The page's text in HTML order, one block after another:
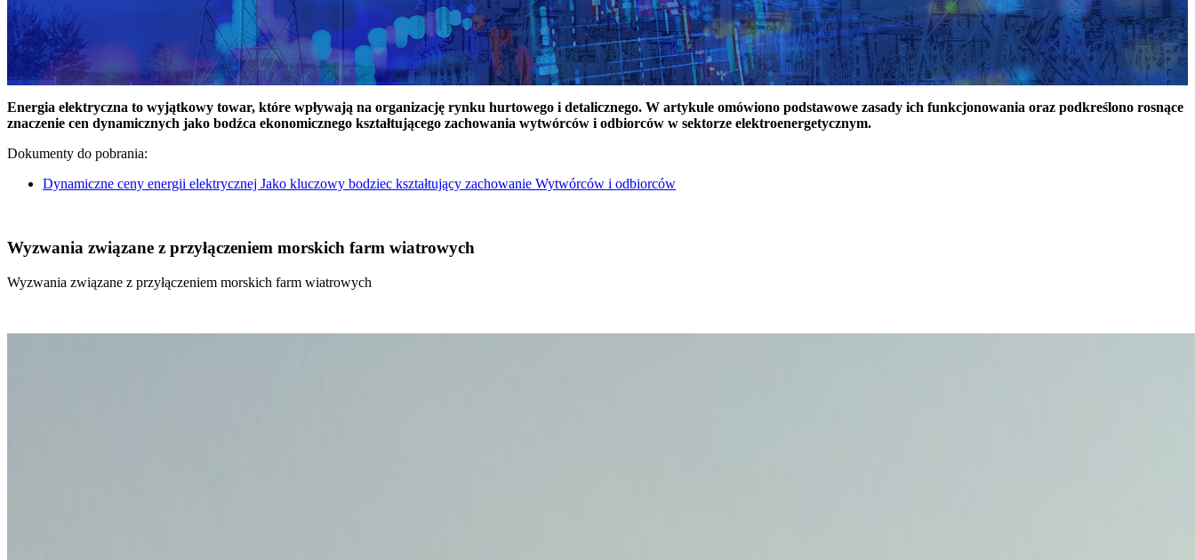
Energia elektryczna to wyjątkowy towar, które wpływają na organizację rynku hurtowego i detalicznego. W artykule omówiono podstawowe zasady ich funkcjonowania oraz podkreślono rosnące
znaczenie cen dynamicznych jako bodźca ekonomicznego kształtującego zachowania wytwórców i odbiorców w sektorze elektroenergetycznym.
Dokumenty do pobrania:
Dynamiczne ceny energii elektrycznej Jako kluczowy bodziec kształtujący zachowanie Wytwórców i odbiorców
Wyzwania związane z przyłączeniem morskich farm wiatrowych
Wyzwania związane z przyłączeniem morskich farm wiatrowych